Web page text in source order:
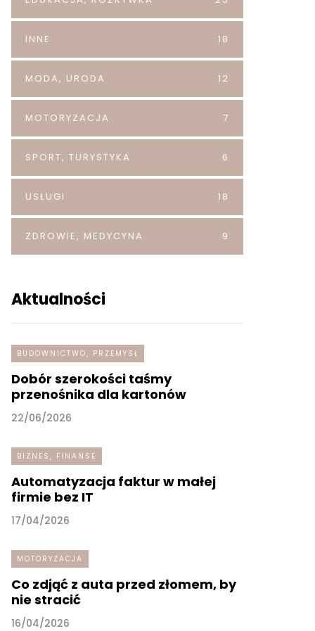
INNE 18
MODA, URODA 12
MOTORYZACJA 7
SPORT, TURYSTYKA 6
USŁUGI 18
ZDROWIE, MEDYCYNA 9
Aktualności
BUDOWNICTWO, PRZEMYSŁ
Dobór szerokości taśmy
przenośnika dla kartonów
22/06/2026
BIZNES, FINANSE
Automatyzacja faktur w małej
firmie bez IT
17/04/2026
MOTORYZACJA
Co zdjąć z auta przed złomem, by
nie stracić
16/04/2026